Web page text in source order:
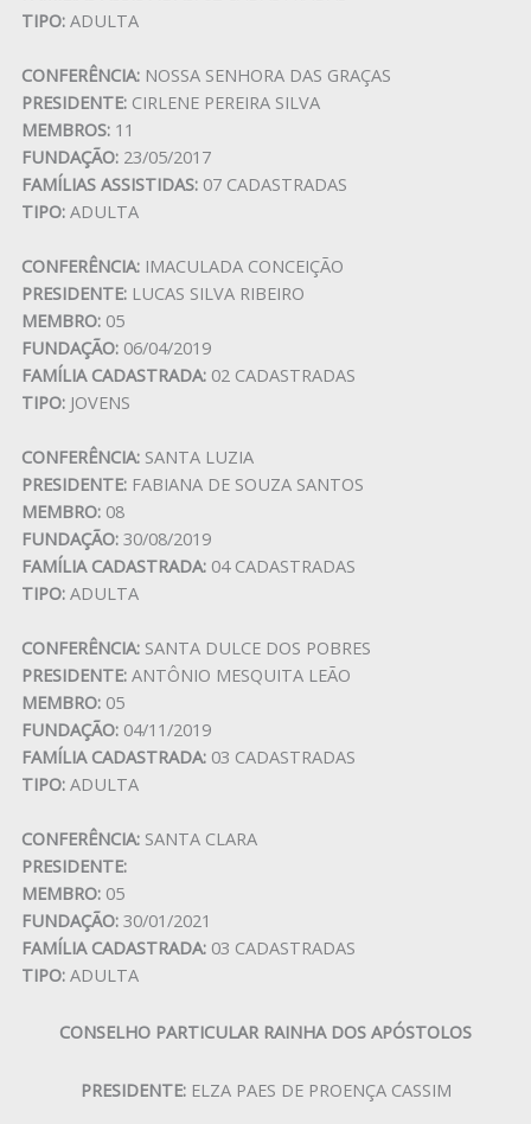
TIPO:ADULTA
CONFERÊNCIA:NOSSA SENHORA DAS GRAÇAS
PRESIDENTE:CIRLENE PEREIRA SILVA
MEMBROS:11
FUNDAÇÃO:23/05/2017
FAMÍLIAS ASSISTIDAS:07 CADASTRADAS
TIPO:ADULTA
CONFERÊNCIA:IMACULADA CONCEIÇÃO
PRESIDENTE:LUCAS SILVA RIBEIRO
MEMBRO:05
FUNDAÇÃO:06/04/2019
FAMÍLIA CADASTRADA:02 CADASTRADAS
TIPO:JOVENS
CONFERÊNCIA:SANTA LUZIA
PRESIDENTE:FABIANA DE SOUZA SANTOS
MEMBRO:08
FUNDAÇÃO:30/08/2019
FAMÍLIA CADASTRADA:04 CADASTRADAS
TIPO:ADULTA
CONFERÊNCIA:SANTA DULCE DOS POBRES
PRESIDENTE:ANTÔNIO MESQUITA LEÃO
MEMBRO:05
FUNDAÇÃO:04/11/2019
FAMÍLIA CADASTRADA:03 CADASTRADAS
TIPO:ADULTA
CONFERÊNCIA:SANTA CLARA
PRESIDENTE:
MEMBRO:05
FUNDAÇÃO:30/01/2021
FAMÍLIA CADASTRADA:03 CADASTRADAS
TIPO:ADULTA
CONSELHO PARTICULAR RAINHA DOS APÓSTOLOS
PRESIDENTE: ELZA PAES DE PROENÇA CASSIM